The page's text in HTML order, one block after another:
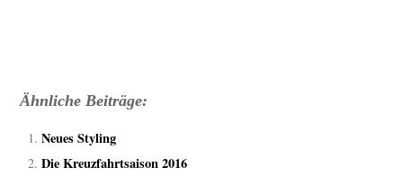
Ähnliche Beiträge:
Neues Styling
Die Kreuzfahrtsaison 2016